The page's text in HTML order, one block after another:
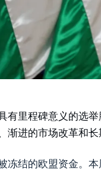
有里程碑意义的选
渐进的市场改革和长
冻结的欧盟资金。